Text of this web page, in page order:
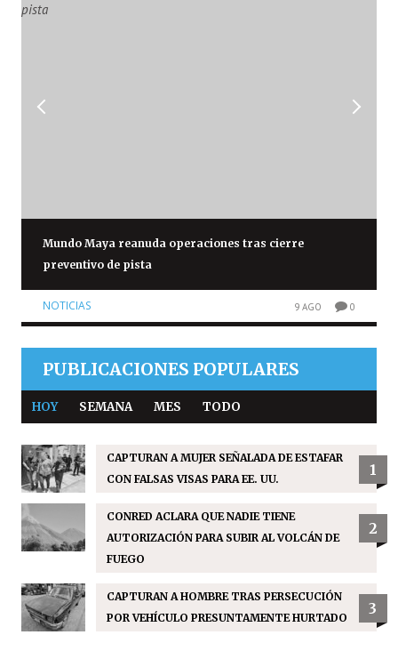
Mundo Maya reanuda operaciones tras cierre
preventivo de pista
NOTICIAS 9 AGO 0
PUBLICACIONES POPULARES
HOY SEMANA MES TODO
CAPTURAN A MUJER SEÑALADA DE ESTAFAR
CON FALSAS VISAS PARA EE. UU.
1
CONRED ACLARA QUE NADIE TIENE
AUTORIZACIÓN PARA SUBIR AL VOLCÁN DE
FUEGO
2
CAPTURAN A HOMBRE TRAS PERSECUCIÓN
POR VEHÍCULO PRESUNTAMENTE HURTADO
3